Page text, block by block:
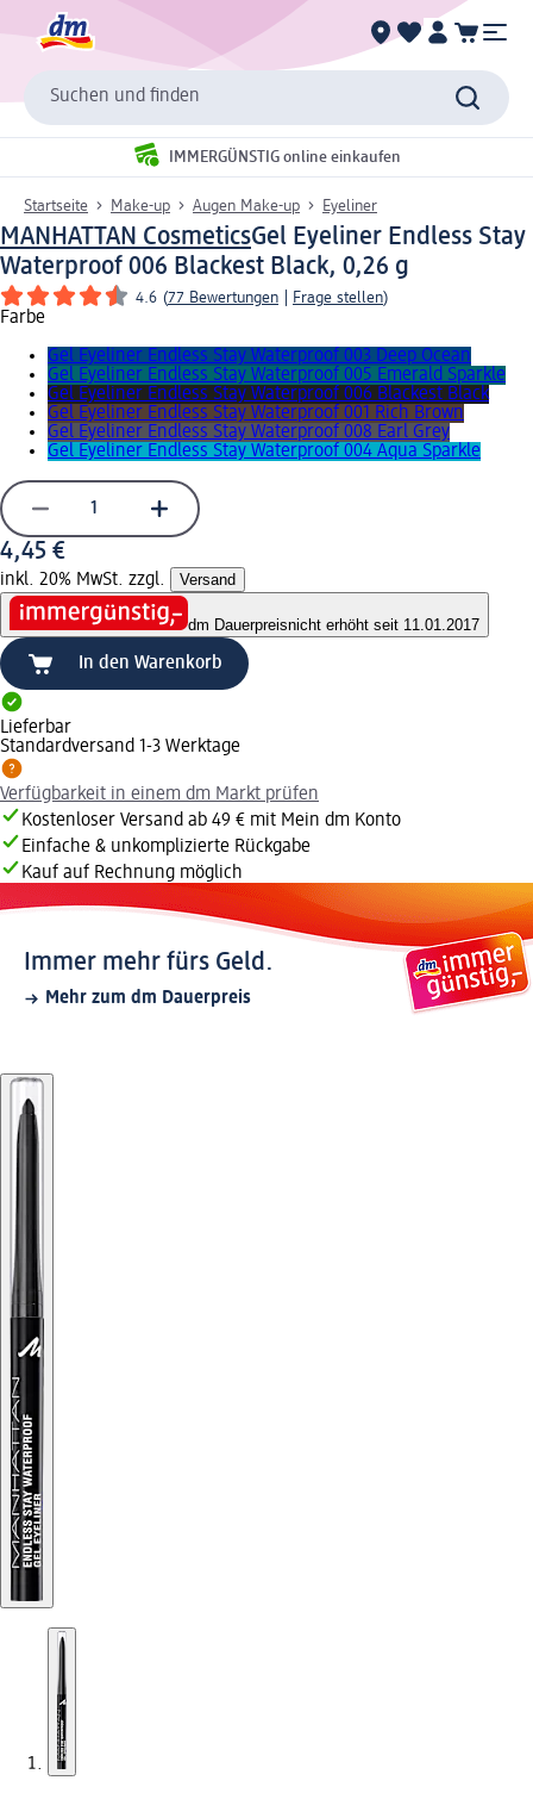
Suchen und finden
IMMERGÜNSTIG online einkaufen
Startseite Make-up Augen Make-up Eyeliner
MANHATTAN CosmeticsGel Eyeliner Endless Stay
Waterproof 006 Blackest Black, 0,26 g
4.6 (77 Bewertungen Frage stellen)
Farbe
Gel Eyeliner Endless Stay Waterproof 003 Deep Ocean
Gel Eyeliner Endless Stay Waterproof 005 Emerald Sparkle
Gel Eyeliner Endless Stay Waterproof 006 Blackest Black
Gel Eyeliner Endless Stay Waterproof 001 Rich Brown
Gel Eyeliner Endless Stay Waterproof 008 Earl Grey
Gel Eyeliner Endless Stay Waterproof 004 Aqua Sparkle
4,45 €
inkl. 20% MwSt. zzgl. Versand
dm Dauerpreisnicht erhöht seit 11.01.2017
In den Warenkorb
Lieferbar
Standardversand 1-3 Werktage
Verfügbarkeit in einem dm Markt prüfen
Kostenloser Versand ab 49 € mit Mein dm Konto
Einfache & unkomplizierte Rückgabe
Kauf auf Rechnung möglich
Immer mehr fürs Geld.
Mehr zum dm Dauerpreis